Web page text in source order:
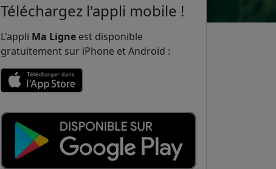
Téléchargez l'appli mobile !
L'appli Ma Ligne est disponible
gratuitement sur iPhone et Android :